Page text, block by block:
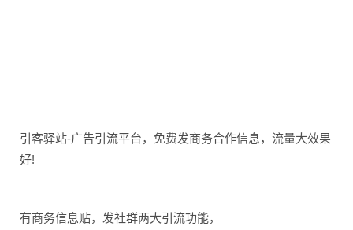
引客驿站-广告引流平台，免费发商务合作信息，流量大效果
好!
有商务信息贴，发社群两大引流功能，